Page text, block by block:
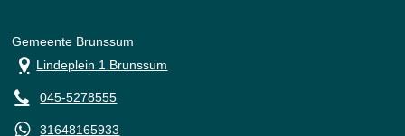
Gemeente Brunssum
Lindeplein 1 Brunssum
045-5278555
31648165933